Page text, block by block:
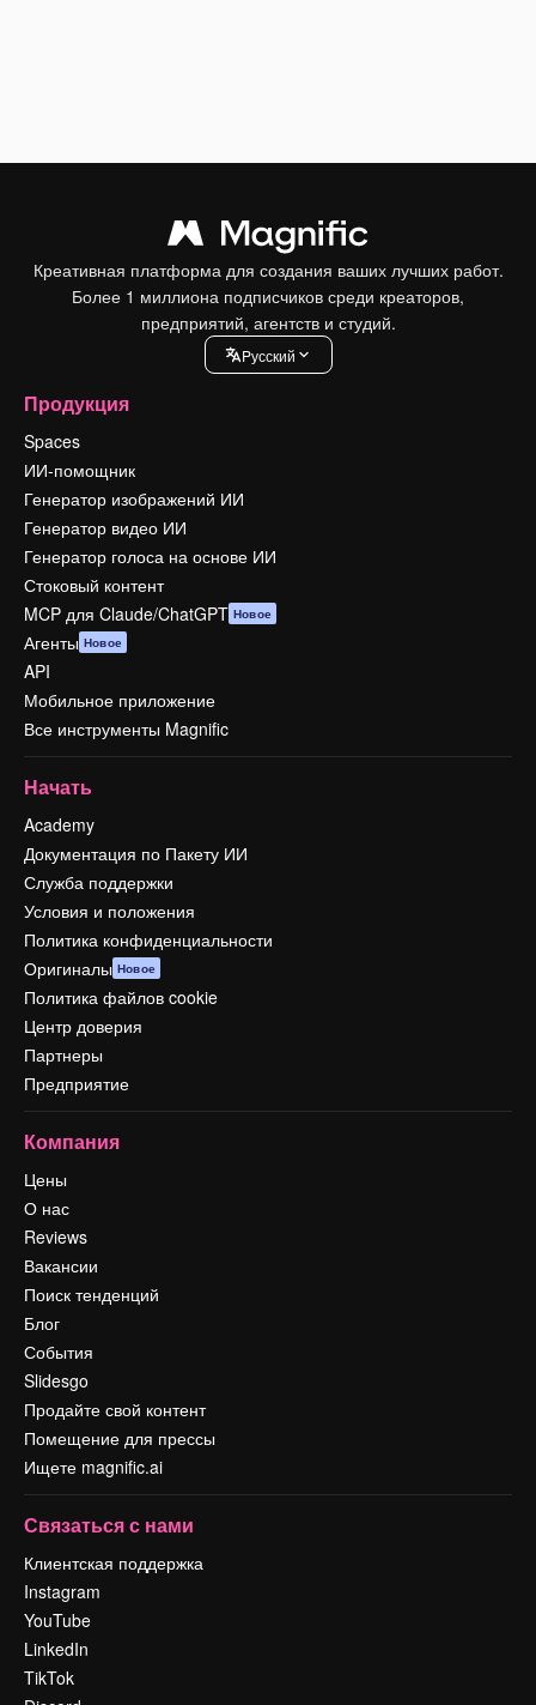
Креативная платформа для создания ваших лучших работ.
Более 1 миллиона подписчиков среди креаторов,
предприятий, агентств и студий.
Pусский
Продукция
Spaces
ИИ-помощник
Генератор изображений ИИ
Генератор видео ИИ
Генератор голоса на основе ИИ
Стоковый контент
MCP для Claude/ChatGPT Новое
Агенты Новое
API
Мобильное приложение
Все инструменты Magnific
Начать
Academy
Документация по Пакету ИИ
Служба поддержки
Условия и положения
Политика конфиденциальности
Оригиналы Новое
Политика файлов cookie
Центр доверия
Партнеры
Предприятие
Компания
Цены
О нас
Reviews
Вакансии
Поиск тенденций
Блог
События
Slidesgo
Продайте свой контент
Помещение для прессы
Ищете magnific.ai
Связаться с нами
Клиентская поддержка
Instagram
YouTube
LinkedIn
TikTok